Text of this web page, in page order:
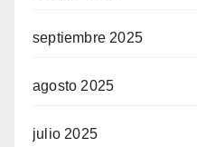
septiembre 2025
agosto 2025
julio 2025